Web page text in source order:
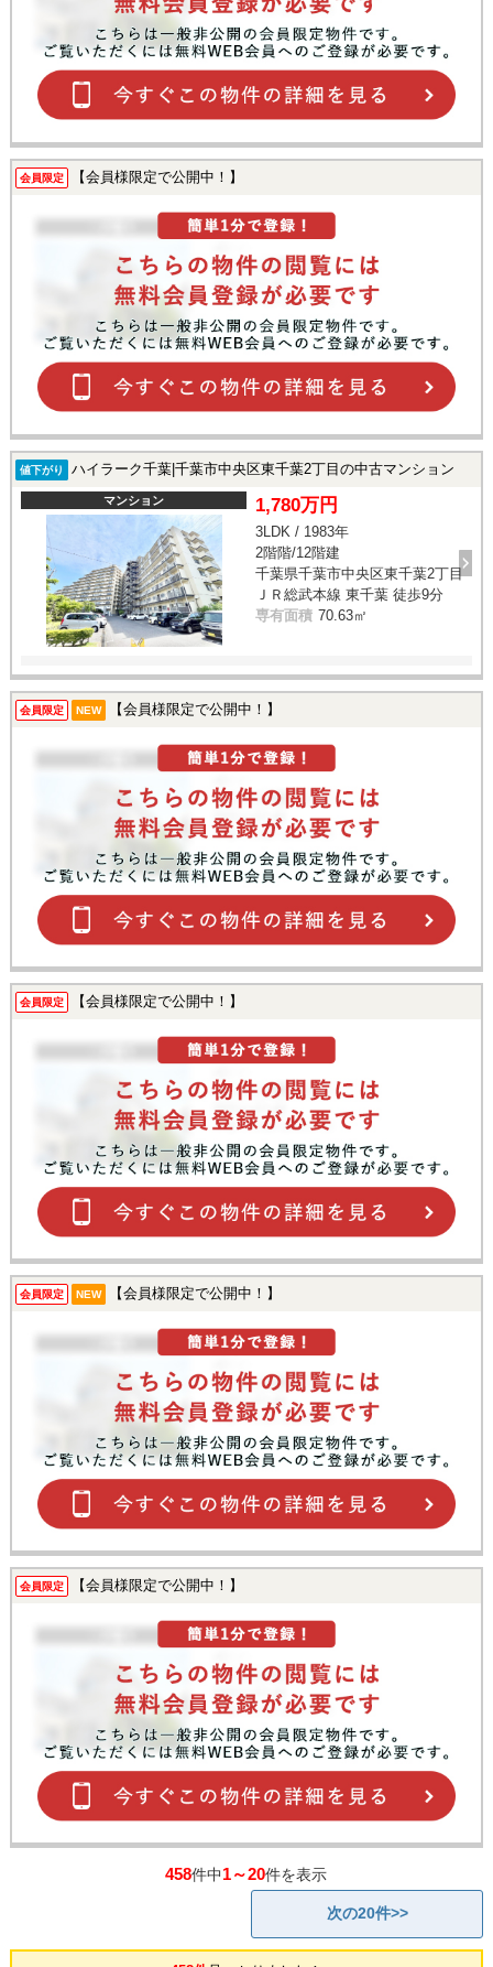
会員限定 【会員様限定で公開中！】
値下がり ハイラーク千葉|千葉市中央区東千葉2丁目の中古マンション
マンション 1,780万円
3LDK / 1983年
2階階/12階建
千葉県千葉市中央区東千葉2丁目
ＪＲ総武本線 東千葉 徒歩9分
専有面積 70.63㎡
会員限定 NEW 【会員様限定で公開中！】
会員限定 【会員様限定で公開中！】
会員限定 NEW 【会員様限定で公開中！】
会員限定 【会員様限定で公開中！】
458件中1～20件を表示
次の20件>>